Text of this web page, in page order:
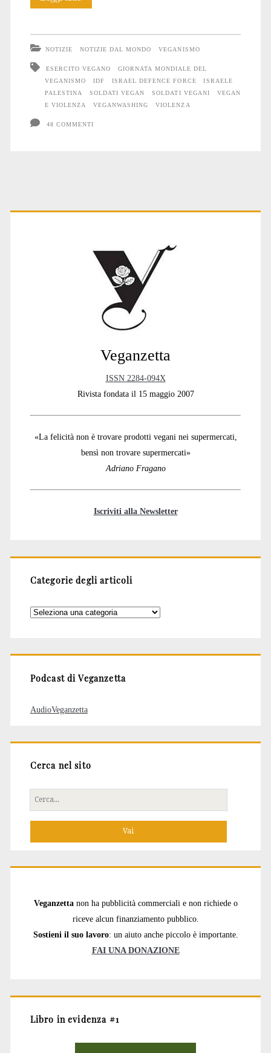
NOTIZIE NOTIZIE DAL MONDO VEGANISMO
ESERCITO VEGANO
GIORNATA MONDIALE DEL
VEGANISMO
IDF ISRAEL DEFENCE FORCE
ISRAELE
PALESTINA
SOLDATI VEGAN SOLDATI VEGANI
VEGAN
E VIOLENZA
VEGANWASHING VIOLENZA
48 COMMENTI
Primary
Veganzetta
ISSN 2284-094X
Rivista fondata il 15 maggio 2007
«La felicità non è trovare prodotti vegani nei supermercati,
bensì non trovare supermercati»
Adriano Fragano
Iscriviti alla Newsletter
Categorie degli articoli
Categorie
Podcast di Veganzetta
AudioVeganzetta
Cerca nel sito
Cerca
per:
Veganzetta non ha pubblicità commerciali e non richiede o
riceve alcun finanziamento pubblico.
Sostieni il suo lavoro: un aiuto anche piccolo è importante.
FAI UNA DONAZIONE
Libro in evidenza #1